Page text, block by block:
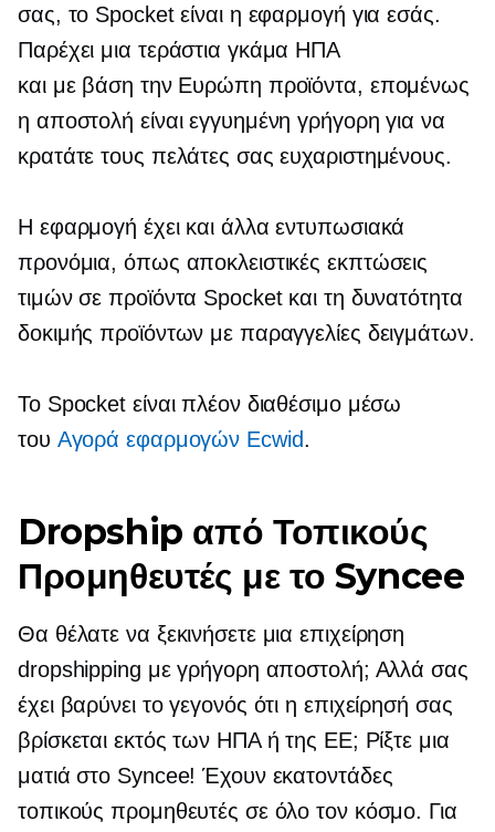
σας, το Spocket είναι η εφαρμογή για εσάς.
Παρέχει μια τεράστια γκάμα ΗΠΑ
και με βάση την Ευρώπη προϊόντα, επομένως
η αποστολή είναι εγγυημένη γρήγορη για να
κρατάτε τους πελάτες σας ευχαριστημένους.
Η εφαρμογή έχει και άλλα εντυπωσιακά
προνόμια, όπως αποκλειστικές εκπτώσεις
τιμών σε προϊόντα Spocket και τη δυνατότητα
δοκιμής προϊόντων με παραγγελίες δειγμάτων.
Το Spocket είναι πλέον διαθέσιμο μέσω
του Αγορά εφαρμογών Ecwid.
Dropship από Τοπικούς
Προμηθευτές με το Syncee
Θα θέλατε να ξεκινήσετε μια επιχείρηση
dropshipping με γρήγορη αποστολή; Αλλά σας
έχει βαρύνει το γεγονός ότι η επιχείρησή σας
βρίσκεται εκτός των ΗΠΑ ή της ΕΕ; Ρίξτε μια
ματιά στο Syncee! Έχουν εκατοντάδες
τοπικούς προμηθευτές σε όλο τον κόσμο. Για